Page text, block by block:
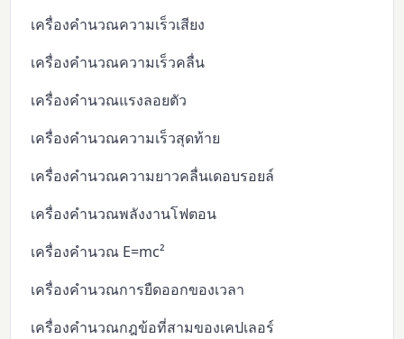
เครื่องคำนวณความเร็วเสียง
เครื่องคำนวณความเร็วคลื่น
เครื่องคำนวณแรงลอยตัว
เครื่องคำนวณความเร็วสุดท้าย
เครื่องคำนวณความยาวคลื่นเดอบรอยล์
เครื่องคำนวณพลังงานโฟตอน
เครื่องคำนวณ E=mc²
เครื่องคำนวณการยืดออกของเวลา
เครื่องคำนวณกฎข้อที่สามของเคปเลอร์